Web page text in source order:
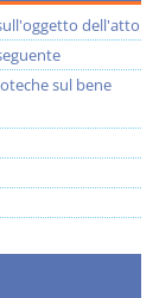
dell'atto
sul bene